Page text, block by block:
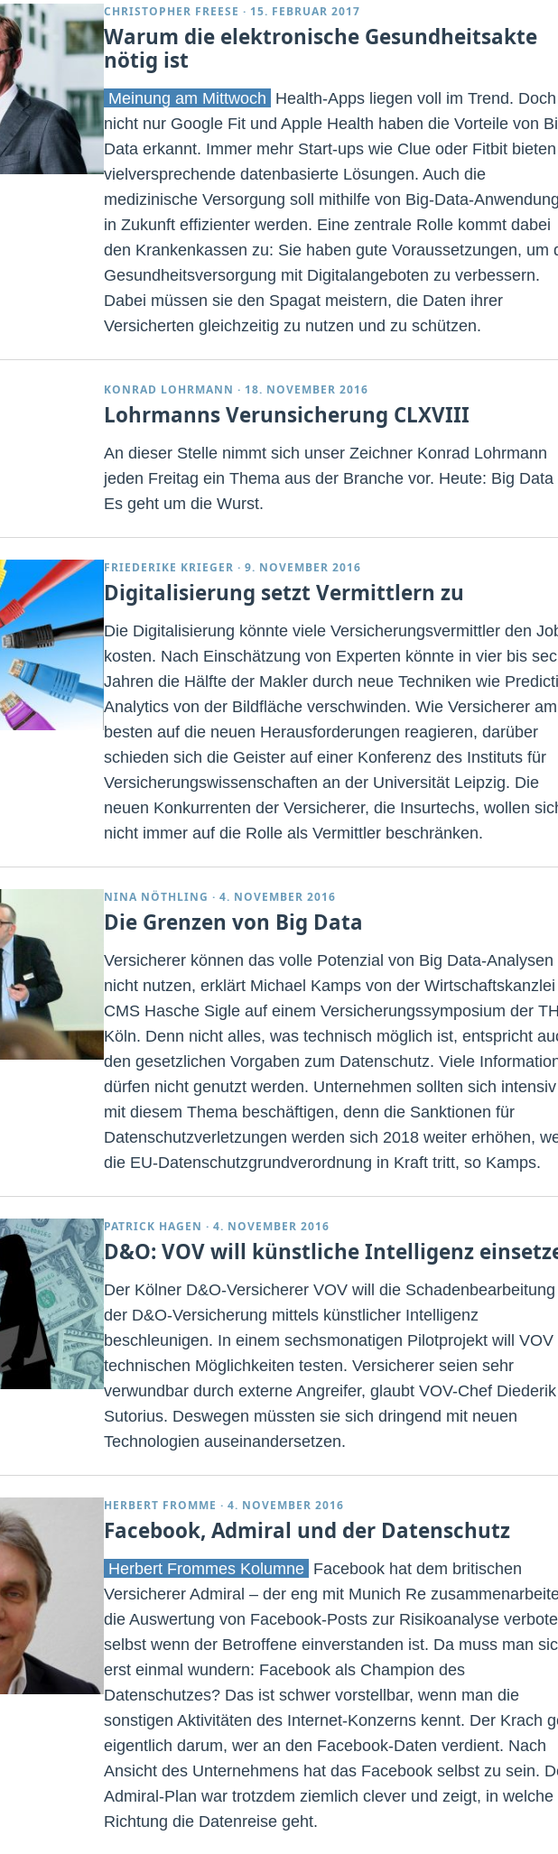
CHRISTOPHER FREESE · 15. FEBRUAR 2017
Warum die elektronische Gesundheitsakte
nötig ist
Meinung am Mittwoch Health-Apps liegen voll im Trend. Doch
nicht nur Google Fit und Apple Health haben die Vorteile von
Data erkannt. Immer mehr Start-ups wie Clue oder Fitbit bieten
vielversprechende datenbasierte Lösungen. Auch die
medizinische Versorgung soll mithilfe von Big-Data-
in Zukunft effizienter werden. Eine zentrale Rolle kommt dabei
den Krankenkassen zu: Sie haben gute Voraussetzungen, um
Gesundheitsversorgung mit Digitalangeboten zu verbessern.
Dabei müssen sie den Spagat meistern, die Daten ihrer
Versicherten gleichzeitig zu nutzen und zu schützen.
KONRAD LOHRMANN · 18. NOVEMBER 2016
Lohrmanns Verunsicherung CLXVIII
An dieser Stelle nimmt sich unser Zeichner Konrad Lohrmann
jeden Freitag ein Thema aus der Branche vor. Heute: Big Data
Es geht um die Wurst.
FRIEDERIKE KRIEGER · 9. NOVEMBER 2016
Digitalisierung setzt Vermittlern zu
Die Digitalisierung könnte viele Versicherungsvermittler den
kosten. Nach Einschätzung von Experten könnte in vier bis
Jahren die Hälfte der Makler durch neue Techniken wie
Analytics von der Bildfläche verschwinden. Wie Versicherer am
besten auf die neuen Herausforderungen reagieren, darüber
schieden sich die Geister auf einer Konferenz des Instituts für
Versicherungswissenschaften an der Universität Leipzig. Die
neuen Konkurrenten der Versicherer, die Insurtechs, wollen
nicht immer auf die Rolle als Vermittler beschränken.
NINA NÖTHLING · 4. NOVEMBER 2016
Die Grenzen von Big Data
Versicherer können das volle Potenzial von Big Data-Analysen
nicht nutzen, erklärt Michael Kamps von der Wirtschaftskanzlei
CMS Hasche Sigle auf einem Versicherungssymposium der TH
Köln. Denn nicht alles, was technisch möglich ist, entspricht
den gesetzlichen Vorgaben zum Datenschutz. Viele
dürfen nicht genutzt werden. Unternehmen sollten sich intensiv
mit diesem Thema beschäftigen, denn die Sanktionen für
Datenschutzverletzungen werden sich 2018 weiter erhöhen,
die EU-Datenschutzgrundverordnung in Kraft tritt, so Kamps.
PATRICK HAGEN · 4. NOVEMBER 2016
D&O: VOV will künstliche Intelligenz
Der Kölner D&O-Versicherer VOV will die Schadenbearbeitung
der D&O-Versicherung mittels künstlicher Intelligenz
beschleunigen. In einem sechsmonatigen Pilotprojekt will VOV
technischen Möglichkeiten testen. Versicherer seien sehr
verwundbar durch externe Angreifer, glaubt VOV-Chef Diederik
Sutorius. Deswegen müssten sie sich dringend mit neuen
Technologien auseinandersetzen.
HERBERT FROMME · 4. NOVEMBER 2016
Facebook, Admiral und der Datenschutz
Herbert Frommes Kolumne Facebook hat dem britischen
Versicherer Admiral – der eng mit Munich Re
die Auswertung von Facebook-Posts zur Risikoanalyse
selbst wenn der Betroffene einverstanden ist. Da muss man
erst einmal wundern: Facebook als Champion des
Datenschutzes? Das ist schwer vorstellbar, wenn man die
sonstigen Aktivitäten des Internet-Konzerns kennt. Der Krach
eigentlich darum, wer an den Facebook-Daten verdient. Nach
Ansicht des Unternehmens hat das Facebook selbst zu sein.
Admiral-Plan war trotzdem ziemlich clever und zeigt, in welche
Richtung die Datenreise geht.